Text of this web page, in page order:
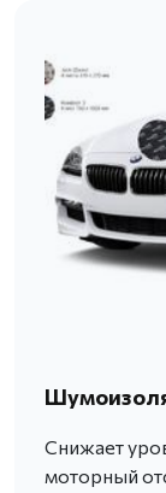
Снижает
моторный